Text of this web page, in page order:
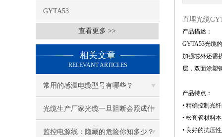
GYTA53
查看更多 >>
相关文章
RELEVANT ARTICLES
常用的感温电缆型号有哪些？
光缆生产厂家光缆一旦阻断会照成什
么问题
监控电源线：隐藏的危险你知多少？
直埋光缆
产品描述：
GYTA53光缆
加强芯外还需
层，双面涂塑
产品特点：
• 精确控制光
• 松套管材料
• 良好的抗压